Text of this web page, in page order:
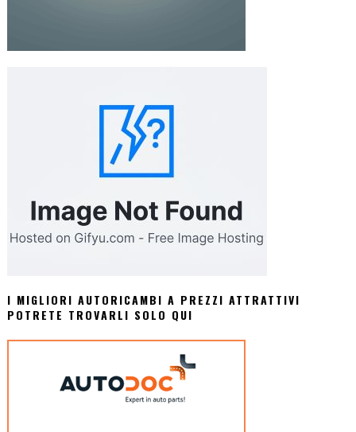
I MIGLIORI AUTORICAMBI A PREZZI ATTRATTIVI
POTRETE TROVARLI SOLO QUI